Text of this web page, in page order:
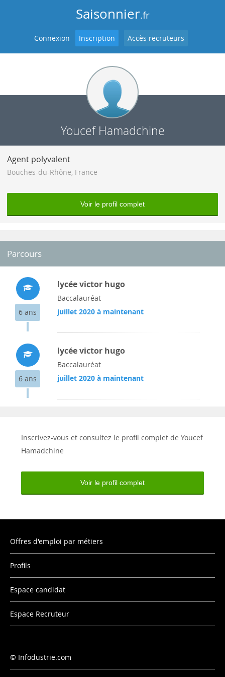
Saisonnier.fr
Connexion Inscription Accès recruteurs
Youcef Hamadchine
Agent polyvalent
Bouches-du-Rhône, France
Voir le profil complet
Parcours
6 ans
lycée victor hugo
Baccalauréat
juillet 2020 à maintenant
6 ans
lycée victor hugo
Baccalauréat
juillet 2020 à maintenant
Inscrivez-vous et consultez le profil complet de Youcef
Hamadchine
Voir le profil complet
Offres d'emploi par métiers
Profils
Espace candidat
Espace Recruteur
Infodustrie.com